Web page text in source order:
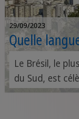
29/09/2023
Quelle
Le Brésil, le
du Sud, est
culturelle, ses